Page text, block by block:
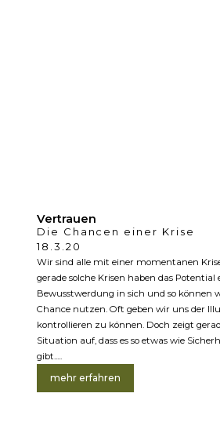
Vertrauen
Die Chancen einer Krise
18.3.20
Wir sind alle mit einer momentanen
gerade solche Krisen haben das Potential
Bewusstwerdung in sich und so können
Chance nutzen. Oft geben wir uns der
kontrollieren zu können. Doch zeigt
Situation auf, dass es so etwas wie
gibt.....
mehr erfahren